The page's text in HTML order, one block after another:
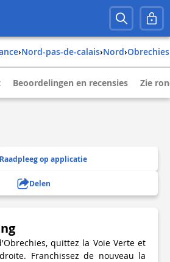
› nord-pas-de-calais› nord› obrechies
Beoordelingen en recensies Zie
Raadpleeg op applicatie
Delen
quittez la Voie Verte et
Franchissez de nouveau la